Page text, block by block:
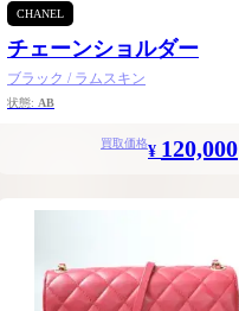
CHANEL
チェーンショルダー
ブラック / ラムスキン
状態: AB
買取価格¥ 120,000